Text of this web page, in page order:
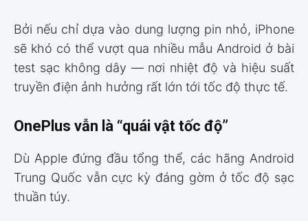
Bởi nếu chỉ dựa vào dung lượng pin nhỏ, iPhone
sẽ khó có thể vượt qua nhiều mẫu Android ở bài
test sạc không dây — nơi nhiệt độ và hiệu suất
truyền điện ảnh hưởng rất lớn tới tốc độ thực tế.
OnePlus vẫn là “quái vật tốc độ”
Dù Apple đứng đầu tổng thể, các hãng Android
Trung Quốc vẫn cực kỳ đáng gờm ở tốc độ sạc
thuần túy.